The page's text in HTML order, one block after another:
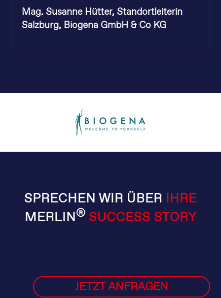
Mag. Susanne Hütter, Standortleiterin
Salzburg, Biogena GmbH & Co KG
SPRECHEN WIR ÜBER IHRE
MERLIN® SUCCESS STORY
JETZT ANFRAGEN